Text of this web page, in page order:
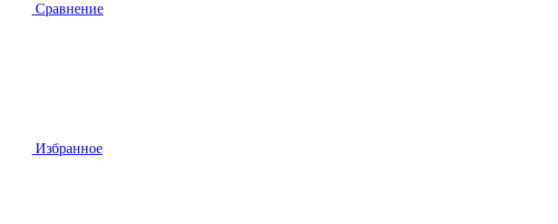
Сравнение
Избранное